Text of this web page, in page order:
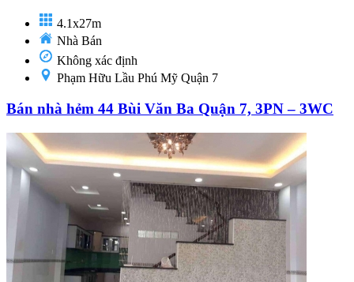
4.1x27m
Nhà Bán
Không xác định
Phạm Hữu Lầu Phú Mỹ Quận 7
Bán nhà hẻm 44 Bùi Văn Ba Quận 7, 3PN – 3WC